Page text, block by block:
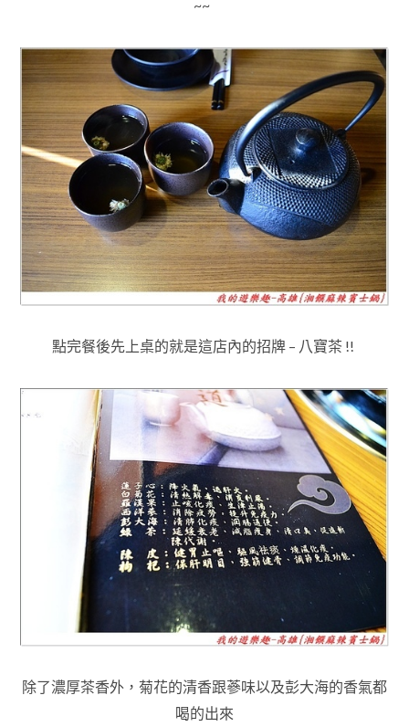
~~
點完餐後先上桌的就是這店內的招牌 – 八寶茶 !!
除了濃厚茶香外 ， 菊花的清香跟蔘味以及彭大海的香氣都
喝的出來